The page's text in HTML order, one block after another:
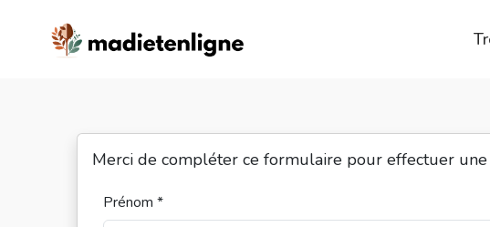
Merci de compléter ce formulaire pour effectuer
Prénom *